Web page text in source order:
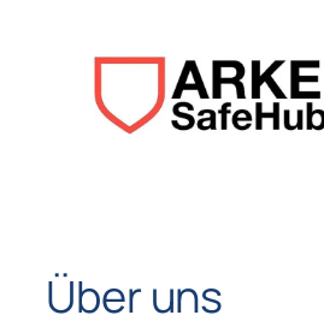
Über uns